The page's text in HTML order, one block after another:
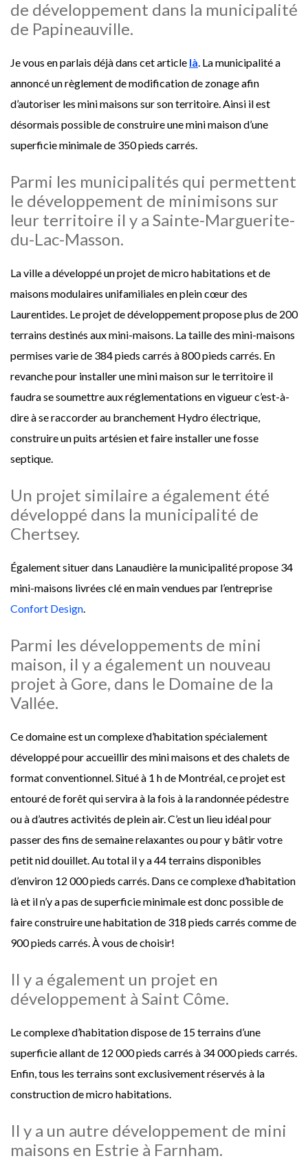
de développement dans la municipalité
de Papineauville.
Je vous en parlais déjà dans cet article là. La municipalité a
annoncé un règlement de modification de zonage afin
d’autoriser les mini maisons sur son territoire. Ainsi il est
désormais possible de construire une mini maison d’une
superficie minimale de 350 pieds carrés.
Parmi les municipalités qui permettent
le développement de minimisons sur
leur territoire il y a Sainte-Marguerite-
du-Lac-Masson.
La ville a développé un projet de micro habitations et de
maisons modulaires unifamiliales en plein cœur des
Laurentides. Le projet de développement propose plus de 200
terrains destinés aux mini-maisons. La taille des mini-maisons
permises varie de 384 pieds carrés à 800 pieds carrés. En
revanche pour installer une mini maison sur le territoire il
faudra se soumettre aux réglementations en vigueur c’est-à-
dire à se raccorder au branchement Hydro électrique,
construire un puits artésien et faire installer une fosse
septique.
Un projet similaire a également été
développé dans la municipalité de
Chertsey.
Également situer dans Lanaudière la municipalité propose 34
mini-maisons livrées clé en main vendues par l’entreprise
Confort Design.
Parmi les développements de mini
maison, il y a également un nouveau
projet à Gore, dans le Domaine de la
Vallée.
Ce domaine est un complexe d’habitation spécialement
développé pour accueillir des mini maisons et des chalets de
format conventionnel. Situé à 1 h de Montréal, ce projet est
entouré de forêt qui servira à la fois à la randonnée pédestre
ou à d’autres activités de plein air. C’est un lieu idéal pour
passer des fins de semaine relaxantes ou pour y bâtir votre
petit nid douillet. Au total il y a 44 terrains disponibles
d’environ 12 000 pieds carrés. Dans ce complexe d’habitation
là et il n’y a pas de superficie minimale est donc possible de
faire construire une habitation de 318 pieds carrés comme de
900 pieds carrés. À vous de choisir!
Il y a également un projet en
développement à Saint Côme.
Le complexe d’habitation dispose de 15 terrains d’une
superficie allant de 12 000 pieds carrés à 34 000 pieds carrés.
Enfin, tous les terrains sont exclusivement réservés à la
construction de micro habitations.
Il y a un autre développement de mini
maisons en Estrie à Farnham.